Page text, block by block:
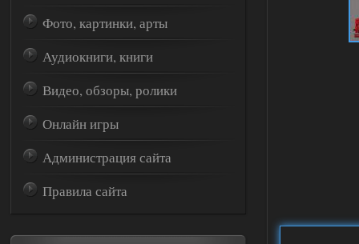
Фото, картинки, арты
Аудиокниги, книги
Видео, обзоры, ролики
Онлайн игры
Администрация сайта
Правила сайта